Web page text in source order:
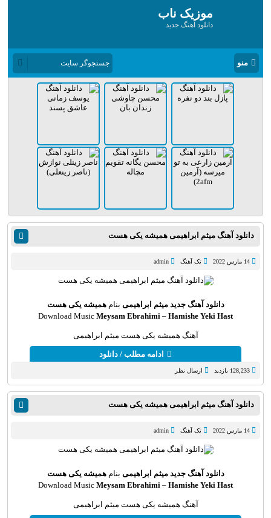
موزیک ناب
دانلود آهنگ جدید
منو
دانلود آهنگ میثم ابراهیمی همیشه یکی هست
14 مارس 2022 تک آهنگ admin
دانلود آهنگ جدید میثم ابراهیمی بنامهمیشه یکی هست
Download Music Meysam Ebrahimi – Hamishe Yeki Hast
آهنگ همیشه یکی هست میثم ابراهیمی
ادامه مطلب / دانلود
128,233 بازدید ارسال نظر
دانلود آهنگ میثم ابراهیمی همیشه یکی هست
14 مارس 2022 تک آهنگ admin
دانلود آهنگ جدید میثم ابراهیمی بنامهمیشه یکی هست
Download Music Meysam Ebrahimi – Hamishe Yeki Hast
آهنگ همیشه یکی هست میثم ابراهیمی